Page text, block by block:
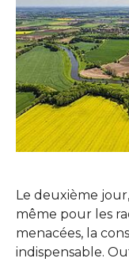
Le deuxième
même pour les
menacées, la
indispensable.